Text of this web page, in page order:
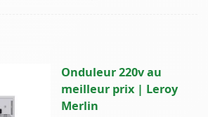
Onduleur 220v au
meilleur prix | Leroy
Merlin